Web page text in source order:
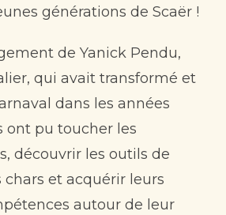
générations de Scaër !
de Yanick Pendu,
qui avait transformé et
dans les années
ont pu toucher les
découvrir les outils de
et acquérir leurs
autour de leur